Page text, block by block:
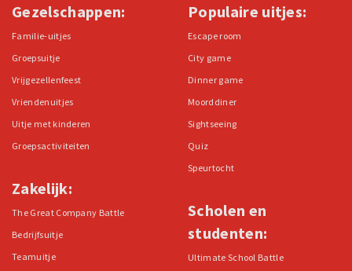
Gezelschappen:
Familie-uitjes
Groepsuitje
Vrijgezellenfeest
Vriendenuitjes
Uitje met kinderen
Groepsactiviteiten
Zakelijk:
The Great Company Battle
Bedrijfsuitje
Teamuitje
Populaire uitjes:
Escape room
City game
Dinner game
Moorddiner
Sightseeing
Quiz
Speurtocht
Scholen en
studenten:
Ultimate School Battle